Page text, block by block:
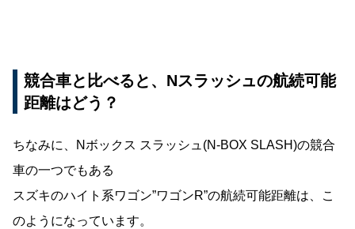
競合車と比べると、Nスラッシュの航続可能
距離はどう？
ちなみに、Nボックス スラッシュ(N-BOX SLASH)の競合
車の一つでもある
スズキのハイト系ワゴン”ワゴンR”の航続可能距離は、こ
のようになっています。